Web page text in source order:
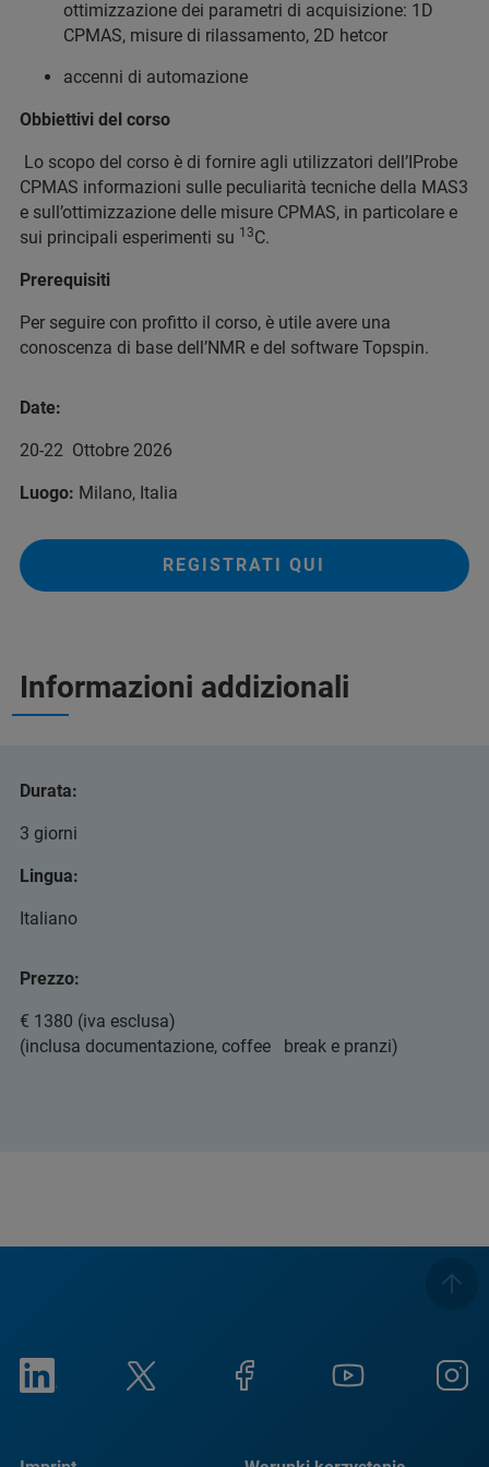
ottimizzazione dei parametri di acquisizione: 1D
CPMAS, misure di rilassamento, 2D hetcor
accenni di automazione
Obbiettivi del corso
Lo scopo del corso è di fornire agli utilizzatori dell’IProbe
CPMAS informazioni sulle peculiarità tecniche della MAS3
e sull’ottimizzazione delle misure CPMAS, in particolare e
sui principali esperimenti su 13C.
Prerequisiti
Per seguire con profitto il corso, è utile avere una
conoscenza di base dell’NMR e del software Topspin.
Date:
20-22 Ottobre 2026
Luogo: Milano, Italia
REGISTRATI QUI
Informazioni addizionali
Durata:
3 giorni
Lingua:
Italiano
Prezzo:
€ 1380 (iva esclusa)
(inclusa documentazione, coffee break e pranzi)